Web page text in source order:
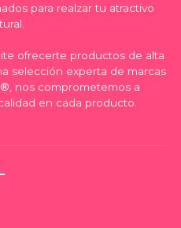
para realzar tu atractivo
ofrecerte productos de alta
selección experta de marcas
, nos comprometemos a
en cada producto.